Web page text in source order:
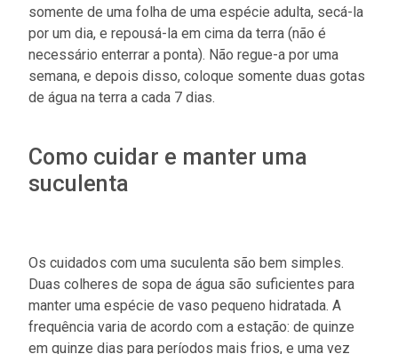
somente de uma folha de uma espécie adulta, secá-la
por um dia, e repousá-la em cima da terra (não é
necessário enterrar a ponta). Não regue-a por uma
semana, e depois disso, coloque somente duas gotas
de água na terra a cada 7 dias.
Como cuidar e manter uma
suculenta
Os cuidados com uma suculenta são bem simples.
Duas colheres de sopa de água são suficientes para
manter uma espécie de vaso pequeno hidratada. A
frequência varia de acordo com a estação: de quinze
em quinze dias para períodos mais frios, e uma vez